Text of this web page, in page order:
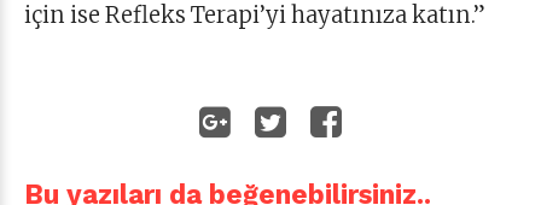
için ise Refleks Terapi’yi hayatınıza katın.”
Bu yazıları da beğenebilirsiniz..